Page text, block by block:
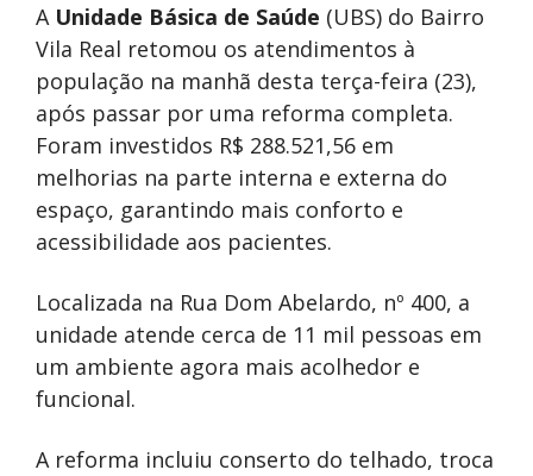
A Unidade Básica de Saúde (UBS) do Bairro
Vila Real retomou os atendimentos à
população na manhã desta terça-feira (23),
após passar por uma reforma completa.
Foram investidos R$ 288.521,56 em
melhorias na parte interna e externa do
espaço, garantindo mais conforto e
acessibilidade aos pacientes.
Localizada na Rua Dom Abelardo, nº 400, a
unidade atende cerca de 11 mil pessoas em
um ambiente agora mais acolhedor e
funcional.
A reforma incluiu conserto do telhado, troca